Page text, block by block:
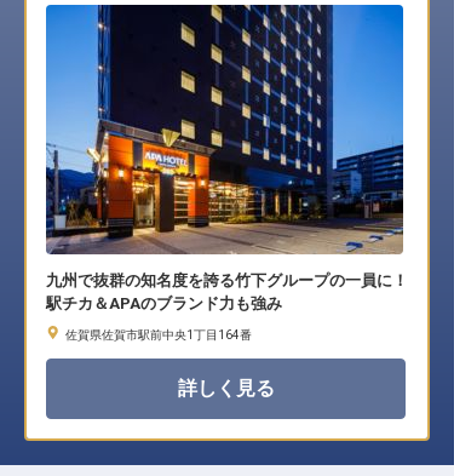
九州で抜群の知名度を誇る竹下グループの一員に！
駅チカ＆APAのブランド力も強み
佐賀県佐賀市駅前中央1丁目164番
詳しく見る